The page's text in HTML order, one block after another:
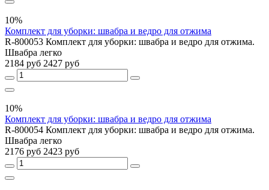
10%
Комплект для уборки: швабра и ведро для отжима
R-800053 Комплект для уборки: швабра и ведро для отжима.
Швабра легко
2184 руб 2427 руб
10%
Комплект для уборки: швабра и ведро для отжима
R-800054 Комплект для уборки: швабра и ведро для отжима.
Швабра легко
2176 руб 2423 руб